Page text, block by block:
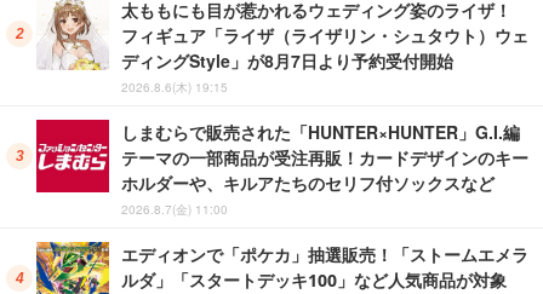
太ももにも目が惹かれるウェディング姿のライザ！
フィギュア「ライザ（ライザリン・シュタウト）ウェ
ディングStyle」が8月7日より予約受付開始
2026.8.6(木) 19:15
しまむらで販売された「HUNTER×HUNTER」G.I.編
テーマの一部商品が受注再販！カードデザインのキー
ホルダーや、キルアたちのセリフ付ソックスなど
2026.8.7(金) 11:00
エディオンで「ポケカ」抽選販売！「ストームエメラ
ルダ」「スタートデッキ100」など人気商品が対象